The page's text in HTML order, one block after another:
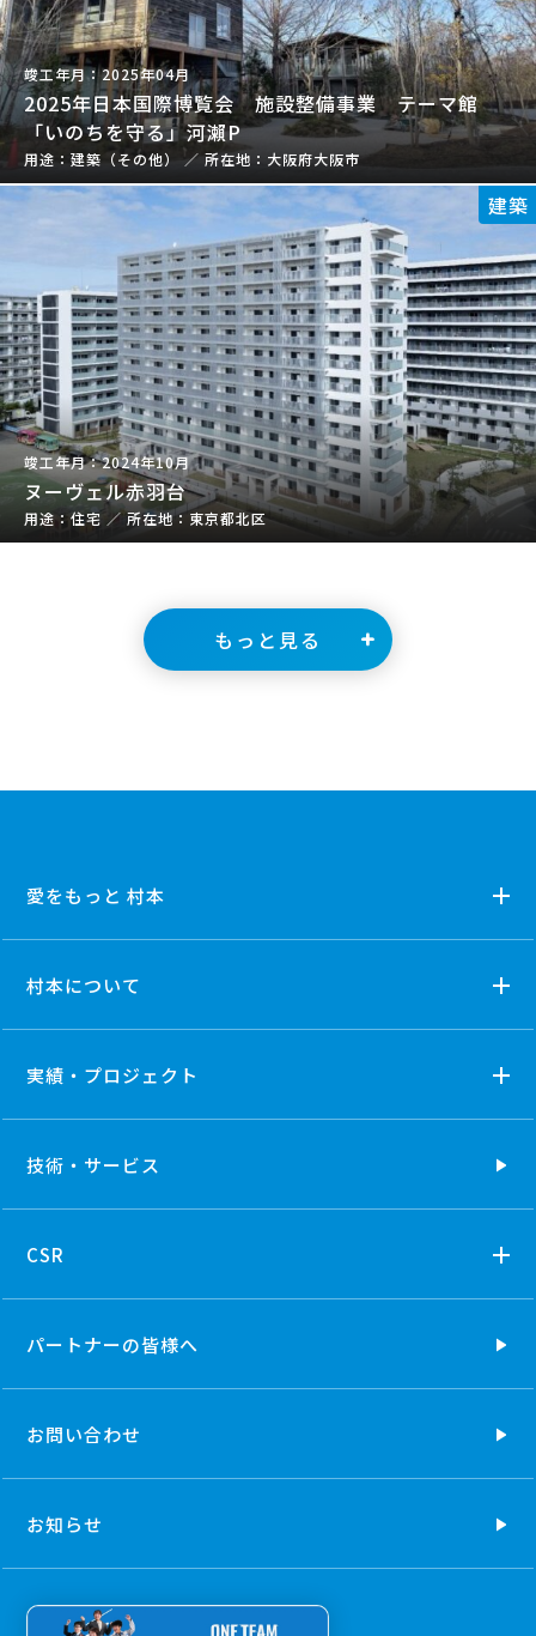
2025年04月
2025年日本国際博覧会 施設整備事業 テーマ館
「いのちを守る」河瀨P
建築（その他） ／ 大阪府大阪市
建築
2024年10月
ヌーヴェル赤羽台
住宅 ／ 東京都北区
もっと見る
愛をもっと 村本
村本について
実績・プロジェクト
技術・ サービス
CSR
パートナーの皆様へ
お問い合わせ
お知らせ